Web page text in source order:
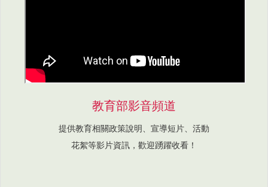
教育部影音頻道
提供教育相關政策說明、宣導短片、活動
花絮等影片資訊，歡迎踴躍收看！